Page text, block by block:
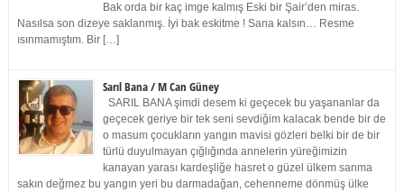
Bak orda bir kaç imge kalmış Eski bir Şair’den miras.
Nasılsa son dizeye saklanmış. İyi bak eskitme ! Sana kalsın… Resme
ısınmamıştım. Bir […]
Sarıl Bana / M Can Güney
SARIL BANA şimdi desem ki geçecek bu yaşananlar da
geçecek geriye bir tek seni sevdiğim kalacak bende bir de
o masum çocukların yangın mavisi gözleri belki bir de bir
türlü duyulmayan çığlığında annelerin yüreğimizin
kanayan yarası kardeşliğe hasret o güzel ülkem sanma
sakın değmez bu yangın yeri bu darmadağan, cehenneme dönmüş ülke